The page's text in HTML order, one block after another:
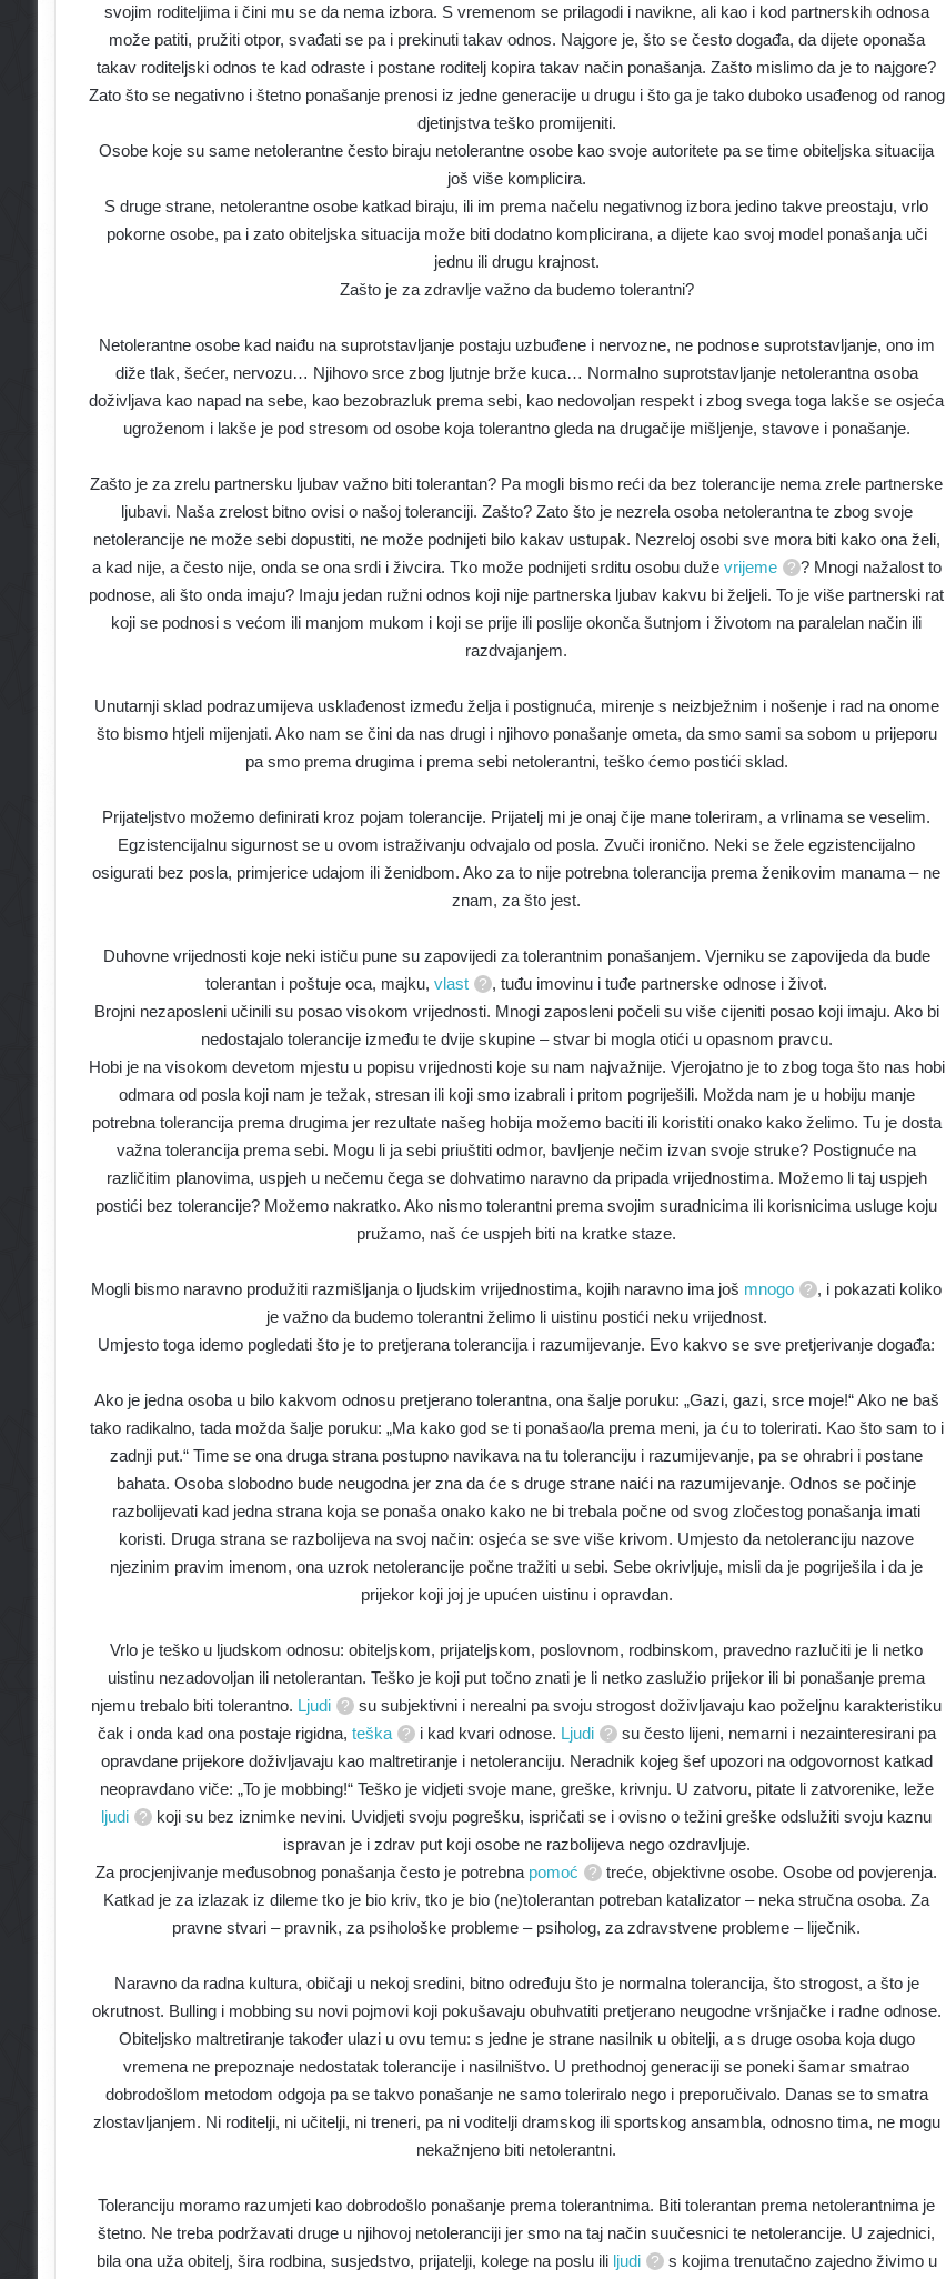
svojim roditeljima i čini mu se da nema izbora. S vremenom se prilagodi i navikne, ali kao i kod partnerskih odnosa
može patiti, pružiti otpor, svađati se pa i prekinuti takav odnos. Najgore je, što se često događa, da dijete oponaša
takav roditeljski odnos te kad odraste i postane roditelj kopira takav način ponašanja. Zašto mislimo da je to najgore?
Zato što se negativno i štetno ponašanje prenosi iz jedne generacije u drugu i što ga je tako duboko usađenog od ranog
djetinjstva teško promijeniti.
Osobe koje su same netolerantne često biraju netolerantne osobe kao svoje autoritete pa se time obiteljska situacija
još više komplicira.
S druge strane, netolerantne osobe katkad biraju, ili im prema načelu negativnog izbora jedino takve preostaju, vrlo
pokorne osobe, pa i zato obiteljska situacija može biti dodatno komplicirana, a dijete kao svoj model ponašanja uči
jednu ili drugu krajnost.
Zašto je za zdravlje važno da budemo tolerantni?
Netolerantne osobe kad naiđu na suprotstavljanje postaju uzbuđene i nervozne, ne podnose suprotstavljanje, ono im
diže tlak, šećer, nervozu… Njihovo srce zbog ljutnje brže kuca… Normalno suprotstavljanje netolerantna osoba
doživljava kao napad na sebe, kao bezobrazluk prema sebi, kao nedovoljan respekt i zbog svega toga lakše se osjeća
ugroženom i lakše je pod stresom od osobe koja tolerantno gleda na drugačije mišljenje, stavove i ponašanje.
Zašto je za zrelu partnersku ljubav važno biti tolerantan? Pa mogli bismo reći da bez tolerancije nema zrele partnerske
ljubavi. Naša zrelost bitno ovisi o našoj toleranciji. Zašto? Zato što je nezrela osoba netolerantna te zbog svoje
netolerancije ne može sebi dopustiti, ne može podnijeti bilo kakav ustupak. Nezreloj osobi sve mora biti kako ona želi,
a kad nije, a često nije, onda se ona srdi i živcira. Tko može podnijeti srditu osobu duže vrijeme
? Mnogi nažalost to
podnose, ali što onda imaju? Imaju jedan ružni odnos koji nije partnerska ljubav kakvu bi željeli. To je više partnerski rat
koji se podnosi s većom ili manjom mukom i koji se prije ili poslije okonča šutnjom i životom na paralelan način ili
razdvajanjem.
Unutarnji sklad podrazumijeva usklađenost između želja i postignuća, mirenje s neizbježnim i nošenje i rad na onome
što bismo htjeli mijenjati. Ako nam se čini da nas drugi i njihovo ponašanje ometa, da smo sami sa sobom u prijeporu
pa smo prema drugima i prema sebi netolerantni, teško ćemo postići sklad.
Prijateljstvo možemo definirati kroz pojam tolerancije. Prijatelj mi je onaj čije mane toleriram, a vrlinama se veselim.
Egzistencijalnu sigurnost se u ovom istraživanju odvajalo od posla. Zvuči ironično. Neki se žele egzistencijalno
osigurati bez posla, primjerice udajom ili ženidbom. Ako za to nije potrebna tolerancija prema ženikovim manama – ne
znam, za što jest.
Duhovne vrijednosti koje neki ističu pune su zapovijedi za tolerantnim ponašanjem. Vjerniku se zapovijeda da bude
tolerantan i poštuje oca, majku,vlast
, tuđu imovinu i tuđe partnerske odnose i život.
Brojni nezaposleni učinili su posao visokom vrijednosti. Mnogi zaposleni počeli su više cijeniti posao koji imaju. Ako bi
nedostajalo tolerancije između te dvije skupine – stvar bi mogla otići u opasnom pravcu.
Hobi je na visokom devetom mjestu u popisu vrijednosti koje su nam najvažnije. Vjerojatno je to zbog toga što nas hobi
odmara od posla koji nam je težak, stresan ili koji smo izabrali i pritom pogriješili. Možda nam je u hobiju manje
potrebna tolerancija prema drugima jer rezultate našeg hobija možemo baciti ili koristiti onako kako želimo. Tu je dosta
važna tolerancija prema sebi. Mogu li ja sebi priuštiti odmor, bavljenje nečim izvan svoje struke? Postignuće na
različitim planovima, uspjeh u nečemu čega se dohvatimo naravno da pripada vrijednostima. Možemo li taj uspjeh
postići bez tolerancije? Možemo nakratko. Ako nismo tolerantni prema svojim suradnicima ili korisnicima usluge koju
pružamo, naš će uspjeh biti na kratke staze.
Mogli bismo naravno produžiti razmišljanja o ljudskim vrijednostima, kojih naravno ima još mnogo
, i pokazati koliko
je važno da budemo tolerantni želimo li uistinu postići neku vrijednost.
Umjesto toga idemo pogledati što je to pretjerana tolerancija i razumijevanje. Evo kakvo se sve pretjerivanje događa:
Ako je jedna osoba u bilo kakvom odnosu pretjerano tolerantna, ona šalje poruku: „Gazi, gazi, srce moje!“ Ako ne baš
tako radikalno, tada možda šalje poruku: „Ma kako god se ti ponašao/la prema meni, ja ću to tolerirati. Kao što sam to i
zadnji put.“ Time se ona druga strana postupno navikava na tu toleranciju i razumijevanje, pa se ohrabri i postane
bahata. Osoba slobodno bude neugodna jer zna da će s druge strane naići na razumijevanje. Odnos se počinje
razbolijevati kad jedna strana koja se ponaša onako kako ne bi trebala počne od svog zločestog ponašanja imati
koristi. Druga strana se razbolijeva na svoj način: osjeća se sve više krivom. Umjesto da netoleranciju nazove
njezinim pravim imenom, ona uzrok netolerancije počne tražiti u sebi. Sebe okrivljuje, misli da je pogriješila i da je
prijekor koji joj je upućen uistinu i opravdan.
Vrlo je teško u ljudskom odnosu: obiteljskom, prijateljskom, poslovnom, rodbinskom, pravedno razlučiti je li netko
uistinu nezadovoljan ili netolerantan. Teško je koji put točno znati je li netko zaslužio prijekor ili bi ponašanje prema
njemu trebalo biti tolerantno. Ljudi
su subjektivni i nerealni pa svoju strogost doživljavaju kao poželjnu karakteristiku
čak i onda kad ona postaje rigidna, teška i kad kvari odnose. Ljudi
su često lijeni, nemarni i nezainteresirani pa
opravdane prijekore doživljavaju kao maltretiranje i netoleranciju. Neradnik kojeg šef upozori na odgovornost katkad
neopravdano viče: „To je mobbing!“ Teško je vidjeti svoje mane, greške, krivnju. U zatvoru, pitate li zatvorenike, leže
ljudi
koji su bez iznimke nevini. Uvidjeti svoju pogrešku, ispričati se i ovisno o težini greške odslužiti svoju kaznu
ispravan je i zdrav put koji osobe ne razbolijeva nego ozdravljuje.
Za procjenjivanje međusobnog ponašanja često je potrebna pomoć
treće, objektivne osobe. Osobe od povjerenja.
Katkad je za izlazak iz dileme tko je bio kriv, tko je bio (ne)tolerantan potreban katalizator – neka stručna osoba. Za
pravne stvari – pravnik, za psihološke probleme – psiholog, za zdravstvene probleme – liječnik.
Naravno da radna kultura, običaji u nekoj sredini, bitno određuju što je normalna tolerancija, što strogost, a što je
okrutnost. Bulling i mobbing su novi pojmovi koji pokušavaju obuhvatiti pretjerano neugodne vršnjačke i radne odnose.
Obiteljsko maltretiranje također ulazi u ovu temu: s jedne je strane nasilnik u obitelji, a s druge osoba koja dugo
vremena ne prepoznaje nedostatak tolerancije i nasilništvo. U prethodnoj generaciji se poneki šamar smatrao
dobrodošlom metodom odgoja pa se takvo ponašanje ne samo toleriralo nego i preporučivalo. Danas se to smatra
zlostavljanjem. Ni roditelji, ni učitelji, ni treneri, pa ni voditelji dramskog ili sportskog ansambla, odnosno tima, ne mogu
nekažnjeno biti netolerantni.
Toleranciju moramo razumjeti kao dobrodošlo ponašanje prema tolerantnima. Biti tolerantan prema netolerantnima je
štetno. Ne treba podržavati druge u njihovoj netoleranciji jer smo na taj način suučesnici te netolerancije. U zajednici,
bila ona uža obitelj, šira rodbina, susjedstvo, prijatelji, kolege na poslu ili ljudi
s kojima trenutačno zajedno živimo u